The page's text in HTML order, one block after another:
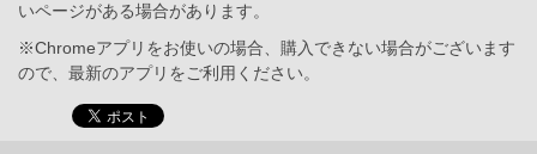
いページがある場合があります。
※Chromeアプリをお使いの場合、購入できない場合がございます
ので、最新のアプリをご利用ください。